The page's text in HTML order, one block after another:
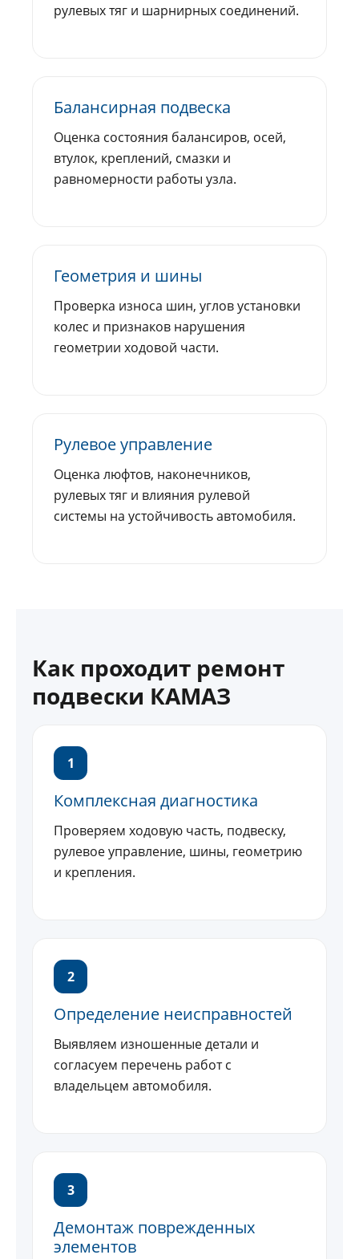
рулевых тяг и шарнирных соединений.
Балансирная подвеска
Оценка состояния балансиров, осей,
втулок, креплений, смазки и
равномерности работы узла.
Геометрия и шины
Проверка износа шин, углов установки
колес и признаков нарушения
геометрии ходовой части.
Рулевое управление
Оценка люфтов, наконечников,
рулевых тяг и влияния рулевой
системы на устойчивость автомобиля.
Как проходит ремонт
подвески КАМАЗ
1
Комплексная диагностика
Проверяем ходовую часть, подвеску,
рулевое управление, шины, геометрию
и крепления.
2
Определение неисправностей
Выявляем изношенные детали и
согласуем перечень работ с
владельцем автомобиля.
3
Демонтаж поврежденных
элементов